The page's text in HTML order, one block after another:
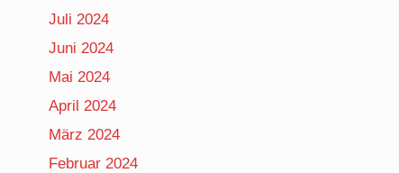
Juli 2024
Juni 2024
Mai 2024
April 2024
März 2024
Februar 2024